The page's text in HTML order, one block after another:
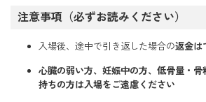
注意事項（必ずお読みください）
入場後、途中で引き返した場合の返金は
心臓の弱い方、妊娠中の方、低骨量・
持ちの方は入場をご遠慮ください